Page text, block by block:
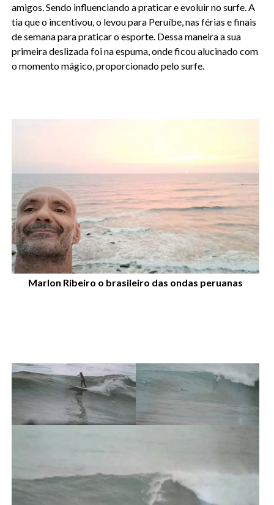
amigos. Sendo influenciando a praticar e evoluir no surfe. A
tia que o incentivou, o levou para Peruíbe, nas férias e finais
de semana para praticar o esporte. Dessa maneira a sua
primeira deslizada foi na espuma, onde ficou alucinado com
o momento mágico, proporcionado pelo surfe.
Marlon Ribeiro o brasileiro das ondas peruanas